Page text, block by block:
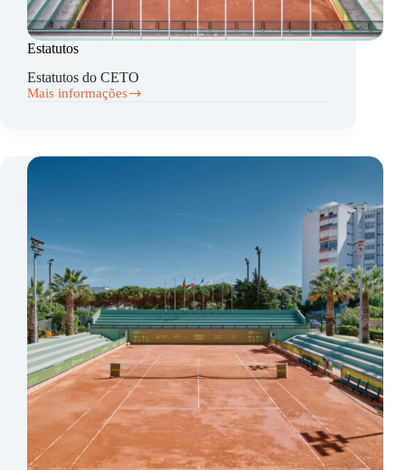
Estatutos
Estatutos do CETO
Mais informações
Estatutos